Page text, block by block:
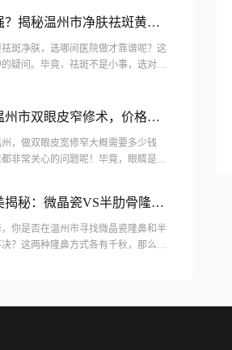
？揭秘温州市净肤祛斑黄金
斑净肤，选哪间医院做才靠谱呢？这
疑问。毕竟，祛斑不是小事，选对医
州市双眼皮窄修术，价格大
，做双眼皮宽修窄大概需要多少钱
非常关心的问题呢！毕竟，眼睛是心
揭秘：微晶瓷VS半肋骨隆鼻
家？
你是否在温州市寻找微晶瓷隆鼻和半
？这两种隆鼻方式各有千秋，那么究